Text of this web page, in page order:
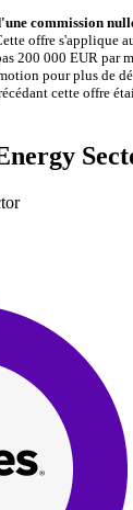
commission
offre s'applique
200 000 EUR par
pour plus de
cette offre